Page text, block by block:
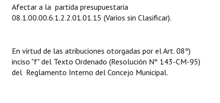
Actas de Audiencias Públicas
Comunicaciones
Afectar a la partida presupuestaria
08.1.00.00.6.1.2.2.01.01.15 (Varios sin Clasificar).
En virtud de las atribuciones otorgadas por el Art. 08º)
inciso "f" del Texto Ordenado (Resolución Nº 143-CM-95)
del Reglamento Interno del Concejo Municipal.